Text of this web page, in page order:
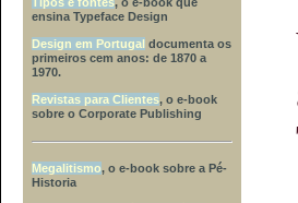
ensina Typeface Design
Design em Portugal documenta os
primeiros cem anos: de 1870 a
1970.
Revistas para Clientes, o e-book
sobre o Corporate Publishing
Megalitismo, o e-book sobre a Pé-
Historia